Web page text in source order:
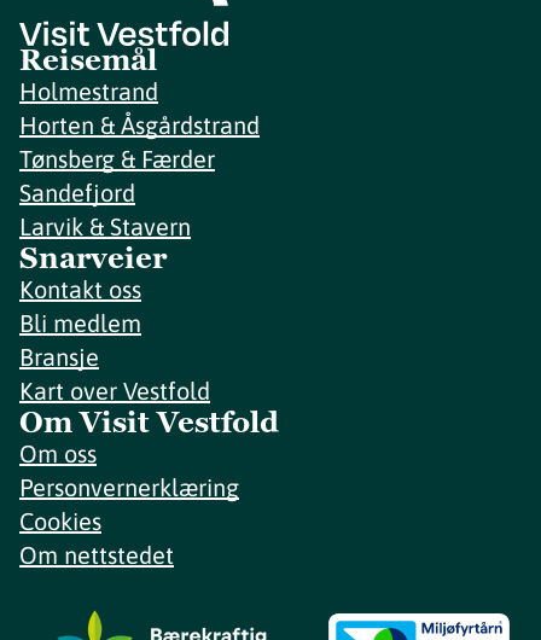
Reisemål
Holmestrand
Horten & Åsgårdstrand
Tønsberg & Færder
Sandefjord
Larvik & Stavern
Snarveier
Kontakt oss
Bli medlem
Bransje
Kart over Vestfold
Om Visit Vestfold
Om oss
Personvernerklæring
Cookies
Om nettstedet